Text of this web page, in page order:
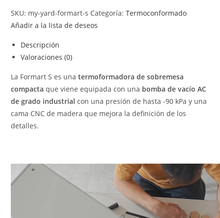
SKU: my-yard-formart-s Categoría:Termoconformado
Añadir a la lista de deseos
Descripción
Valoraciones (0)
La Formart S es unatermoformadora de sobremesa
compacta que viene equipada con una bomba de vacío AC
de grado industrial con una presión de hasta -90 kPa y una
cama CNC de madera que mejora la definición de los
detalles.